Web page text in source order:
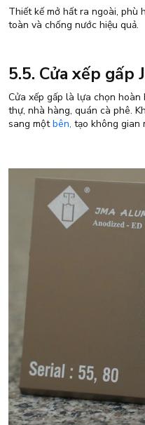
Thiết kế mở hất ra ngoài, phù
toàn và chống nước hiệu quả.
5.5. Cửa xếp gấp
Cửa xếp gấp là lựa chọn
thự, nhà hàng, quán cà phê.
sang mộtbên, tạo không gian